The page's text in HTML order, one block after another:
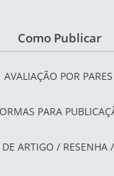
Como Publicar
AVALIAÇÃO POR PARES
PARA
ARTIGO / RESENHA